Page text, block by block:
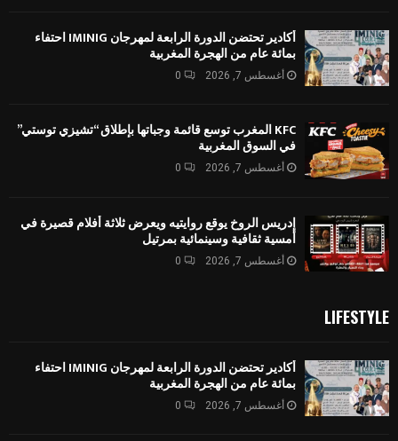
أكادير تحتضن الدورة الرابعة لمهرجان IMINIG احتفاء
بمائة عام من الهجرة المغربية
أغسطس 7, 2026 0
KFC المغرب توسع قائمة وجباتها بإطلاق “تشيزي توستي”
في السوق المغربية
أغسطس 7, 2026 0
إدريس الروخ يوقع روايتيه ويعرض ثلاثة أفلام قصيرة في
أمسية ثقافية وسينمائية بمرتيل
أغسطس 7, 2026 0
LIFESTYLE
أكادير تحتضن الدورة الرابعة لمهرجان IMINIG احتفاء
بمائة عام من الهجرة المغربية
أغسطس 7, 2026 0